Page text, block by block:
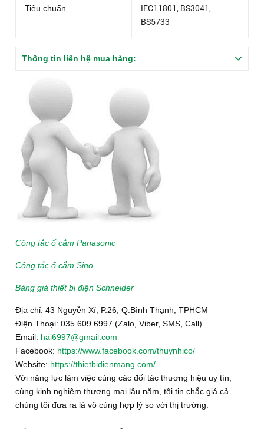
Tiêu chuẩn
IEC11801, BS3041,
BS5733
Thông tin liên hệ mua hàng:
Công tắc ổ cắm Panasonic
Công tắc ổ cắm Sino
Bảng giá thiết bị điện Schneider
Địa chỉ: 43 Nguyễn Xí, P.26, Q.Bình Thạnh, TPHCM
Điện Thoại: 035.609.6997 (Zalo, Viber, SMS, Call)
Email: hai6997@gmail.com
Facebook: https://www.facebook.com/thuynhico/
Website: https://thietbidienmang.com/
Với năng lực làm việc cùng các đối tác thương hiệu uy tín,
cùng kinh nghiệm thương mại lâu năm, tôi tin chắc giá cả
chúng tôi đưa ra là vô cùng hợp lý so với thị trường.